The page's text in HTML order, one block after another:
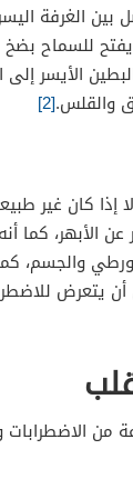
الغرفة
للسماح بضخ
الأيسر إلى
والقلس.[2]
كان غير
الأبهر، كما
والجسم،
أن يتعرض